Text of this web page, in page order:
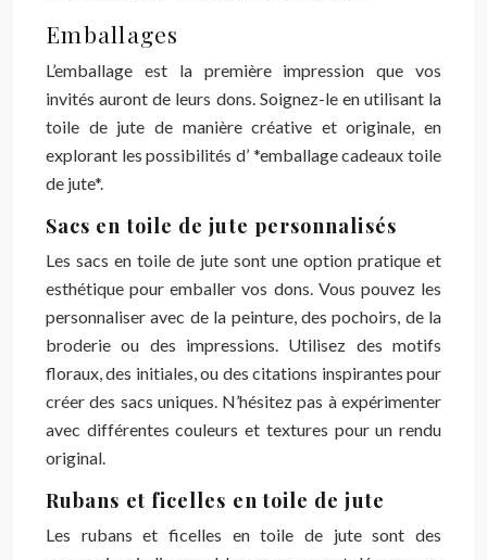
Emballages
L’emballage est la première impression que vos
invités auront de leurs dons. Soignez-le en utilisant la
toile de jute de manière créative et originale, en
explorant les possibilités d’ *emballage cadeaux toile
de jute*.
Sacs en toile de jute personnalisés
Les sacs en toile de jute sont une option pratique et
esthétique pour emballer vos dons. Vous pouvez les
personnaliser avec de la peinture, des pochoirs, de la
broderie ou des impressions. Utilisez des motifs
floraux, des initiales, ou des citations inspirantes pour
créer des sacs uniques. N’hésitez pas à expérimenter
avec différentes couleurs et textures pour un rendu
original.
Rubans et ficelles en toile de jute
Les rubans et ficelles en toile de jute sont des